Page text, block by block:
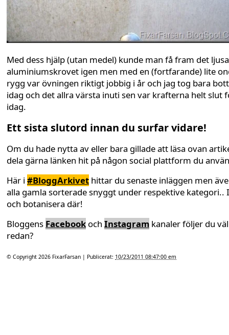
Med dess hjälp (utan medel) kunde man få fram det
aluminiumskrovet igen men med en (fortfarande) lite
rygg var övningen riktigt jobbig i år och jag tog bara
idag och det allra värsta inuti sen var krafterna helt slut
idag.
Ett sista slutord innan du surfar vidare!
Om du hade nytta av eller bara gillade att läsa ovan
dela gärna länken hit på någon social plattform du
Här i #BloggArkivet hittar du senaste inläggen men
alla gamla sorterade snyggt under respektive kategori..
och botanisera där!
Bloggens Facebookoch Instagram kanaler följer du väl
redan?
© Copyright 2026 FixarFarsan | Publicerat: 10/23/2011 08:47:00 em